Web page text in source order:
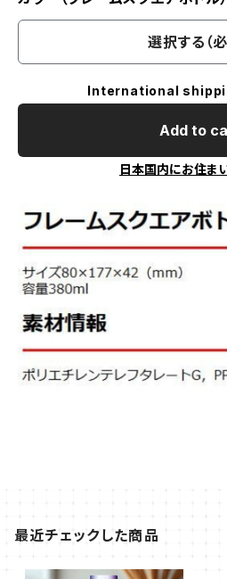
選択する（必
International
Add to
日本国内にお住ま
最近チェックした商品